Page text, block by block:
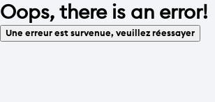
Oops, there is an error!
Une erreur est survenue, veuillez réessayer